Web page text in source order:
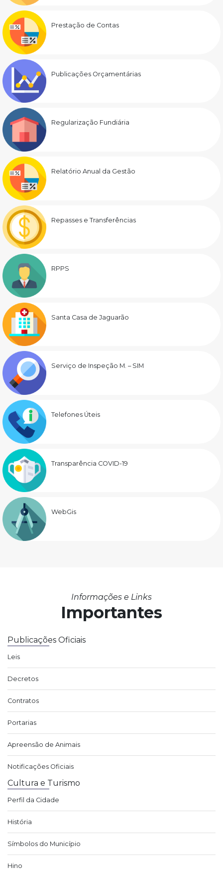
Prestação de Contas
Publicações Orçamentárias
Regularização Fundiária
Relatório Anual da Gestão
Repasses e Transferências
RPPS
Santa Casa de Jaguarão
Serviço de Inspeção M. – SIM
Telefones Úteis
Transparência COVID-19
WebGis
Informações e Links
Importantes
Publicações Oficiais
Leis
Decretos
Contratos
Portarias
Apreensão de Animais
Notificações Oficiais
Cultura e Turismo
Perfil da Cidade
História
Símbolos do Município
Hino